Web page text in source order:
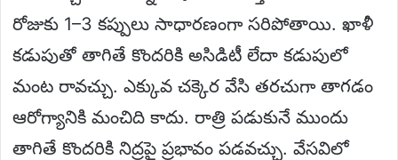
రోజుకు 1–3 కప్పులు సాధారణంగా సరిపోతాయి. ఖాళీ
కడుపుతో తాగితే కొందరికి అసిడిటీ లేదా కడుపులో
మంట రావచ్చు. ఎక్కువ చక్కెర వేసి తరచుగా తాగడం
ఆరోగ్యానికి మంచిది కాదు. రాత్రి పడుకునే ముందు
తాగితే కొందరికి నిద్రపై ప్రభావం పడవచ్చు. వేసవిలో